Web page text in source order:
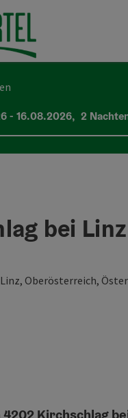
en vertrek
- 16.08.2026, 2
bei
Oberösterreich,